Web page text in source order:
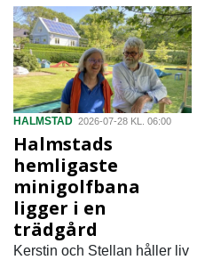
HALMSTAD 2026-07-28 KL. 06:00
Halmstads
hemligaste
minigolfbana
ligger i en
trädgård
Kerstin och Stellan håller liv